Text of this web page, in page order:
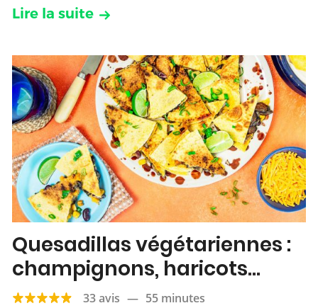
Lire la suite
Quesadillas végétariennes :
champignons, haricots
rouges, maïs & cheddar
33 avis — 55 minutes